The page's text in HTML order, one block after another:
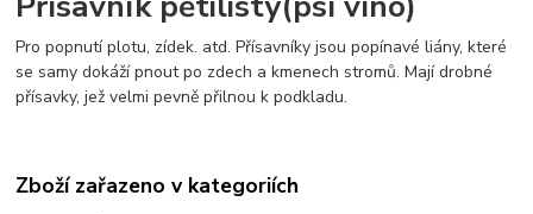
Pro popnutí plotu, zídek. atd. Přísavníky jsou popínavé liány, které
se samy dokáží pnout po zdech a kmenech stromů. Mají drobné
přísavky, jež velmi pevně přilnou k podkladu.
Zboží zařazeno v kategoriích